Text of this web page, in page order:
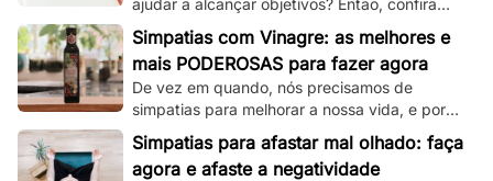
ajudar a alcançar objetivos? Então, confira
essas simpatias com papel e caneta.
Simpatias com Vinagre: as melhores e
mais PODEROSAS para fazer agora
De vez em quando, nós precisamos de
simpatias para melhorar a nossa vida, e por
isso, veja aqui as melhores que utilizam
vinagre!
Simpatias para afastar mal olhado: faça
agora e afaste a negatividade